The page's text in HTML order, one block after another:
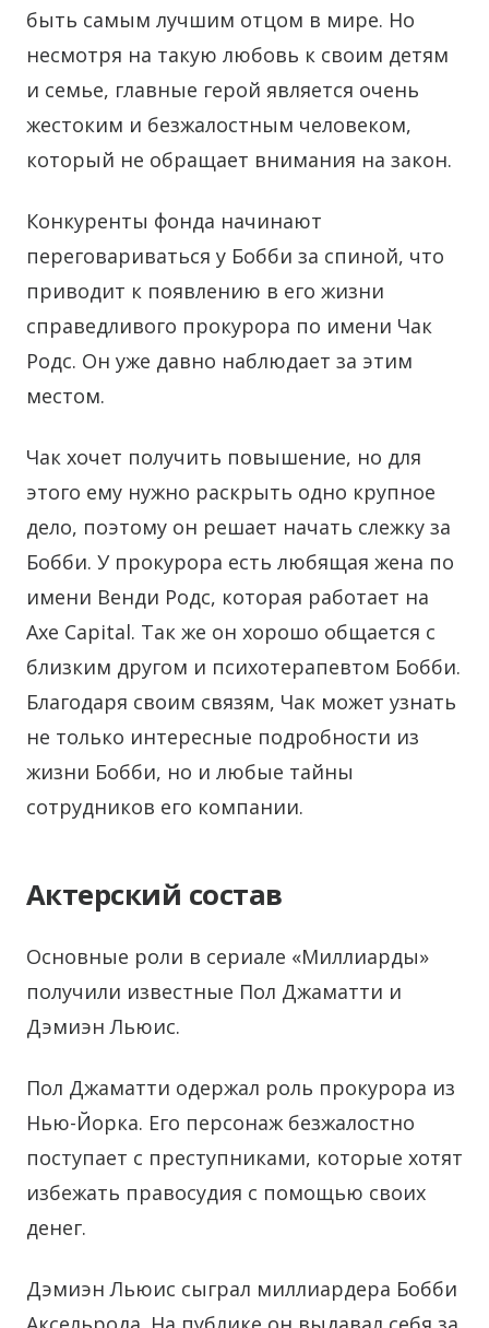
быть самым лучшим отцом в мире. Но
несмотря на такую любовь к своим детям
и семье, главные герой является очень
жестоким и безжалостным человеком,
который не обращает внимания на закон.
Конкуренты фонда начинают
переговариваться у Бобби за спиной, что
приводит к появлению в его жизни
справедливого прокурора по имени Чак
Родс. Он уже давно наблюдает за этим
местом.
Чак хочет получить повышение, но для
этого ему нужно раскрыть одно крупное
дело, поэтому он решает начать слежку за
Бобби. У прокурора есть любящая жена по
имени Венди Родс, которая работает на
Axe Capital. Так же он хорошо общается с
близким другом и психотерапевтом Бобби.
Благодаря своим связям, Чак может узнать
не только интересные подробности из
жизни Бобби, но и любые тайны
сотрудников его компании.
Актерский состав
Основные роли в сериале «Миллиарды»
получили известные Пол Джаматти и
Дэмиэн Льюис.
Пол Джаматти одержал роль прокурора из
Нью-Йорка. Его персонаж безжалостно
поступает с преступниками, которые хотят
избежать правосудия с помощью своих
денег.
Дэмиэн Льюис сыграл миллиардера Бобби